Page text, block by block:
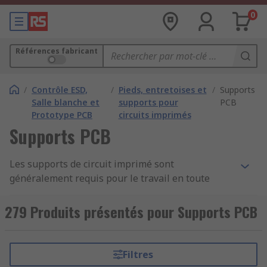
0
Références fabricant
/ Contrôle ESD,
Salle blanche et
Prototype PCB
/ Pieds, entretoises et
supports pour
circuits imprimés
/ Supports
PCB
Supports PCB
Les supports de circuit imprimé sont
généralement requis pour le travail en toute
afin d'empêcher les courts-circuits et les chocs
électriques. Les circuits imprimés sont présents
smartphones aux appareils de cuisine courants.
Leurs plaques minces communiquent les signaux
279 Produits présentés pour Supports PCB
Filtres